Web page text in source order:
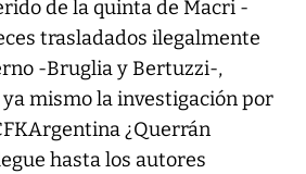
de la quinta de Macri -
trasladados ilegalmente
-Bruglia y Bertuzzi-,
mismo la investigación por
¿Querrán
hasta los autores